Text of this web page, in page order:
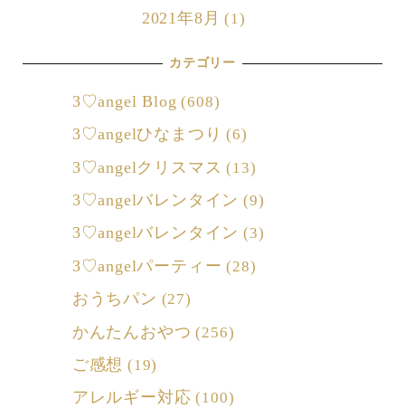
2021年8月 (1)
カテゴリー
3♡angel Blog (608)
3♡angelひなまつり (6)
3♡angelクリスマス (13)
3♡angelバレンタイン (9)
3♡angelバレンタイン (3)
3♡angelパーティー (28)
おうちパン (27)
かんたんおやつ (256)
ご感想 (19)
アレルギー対応 (100)